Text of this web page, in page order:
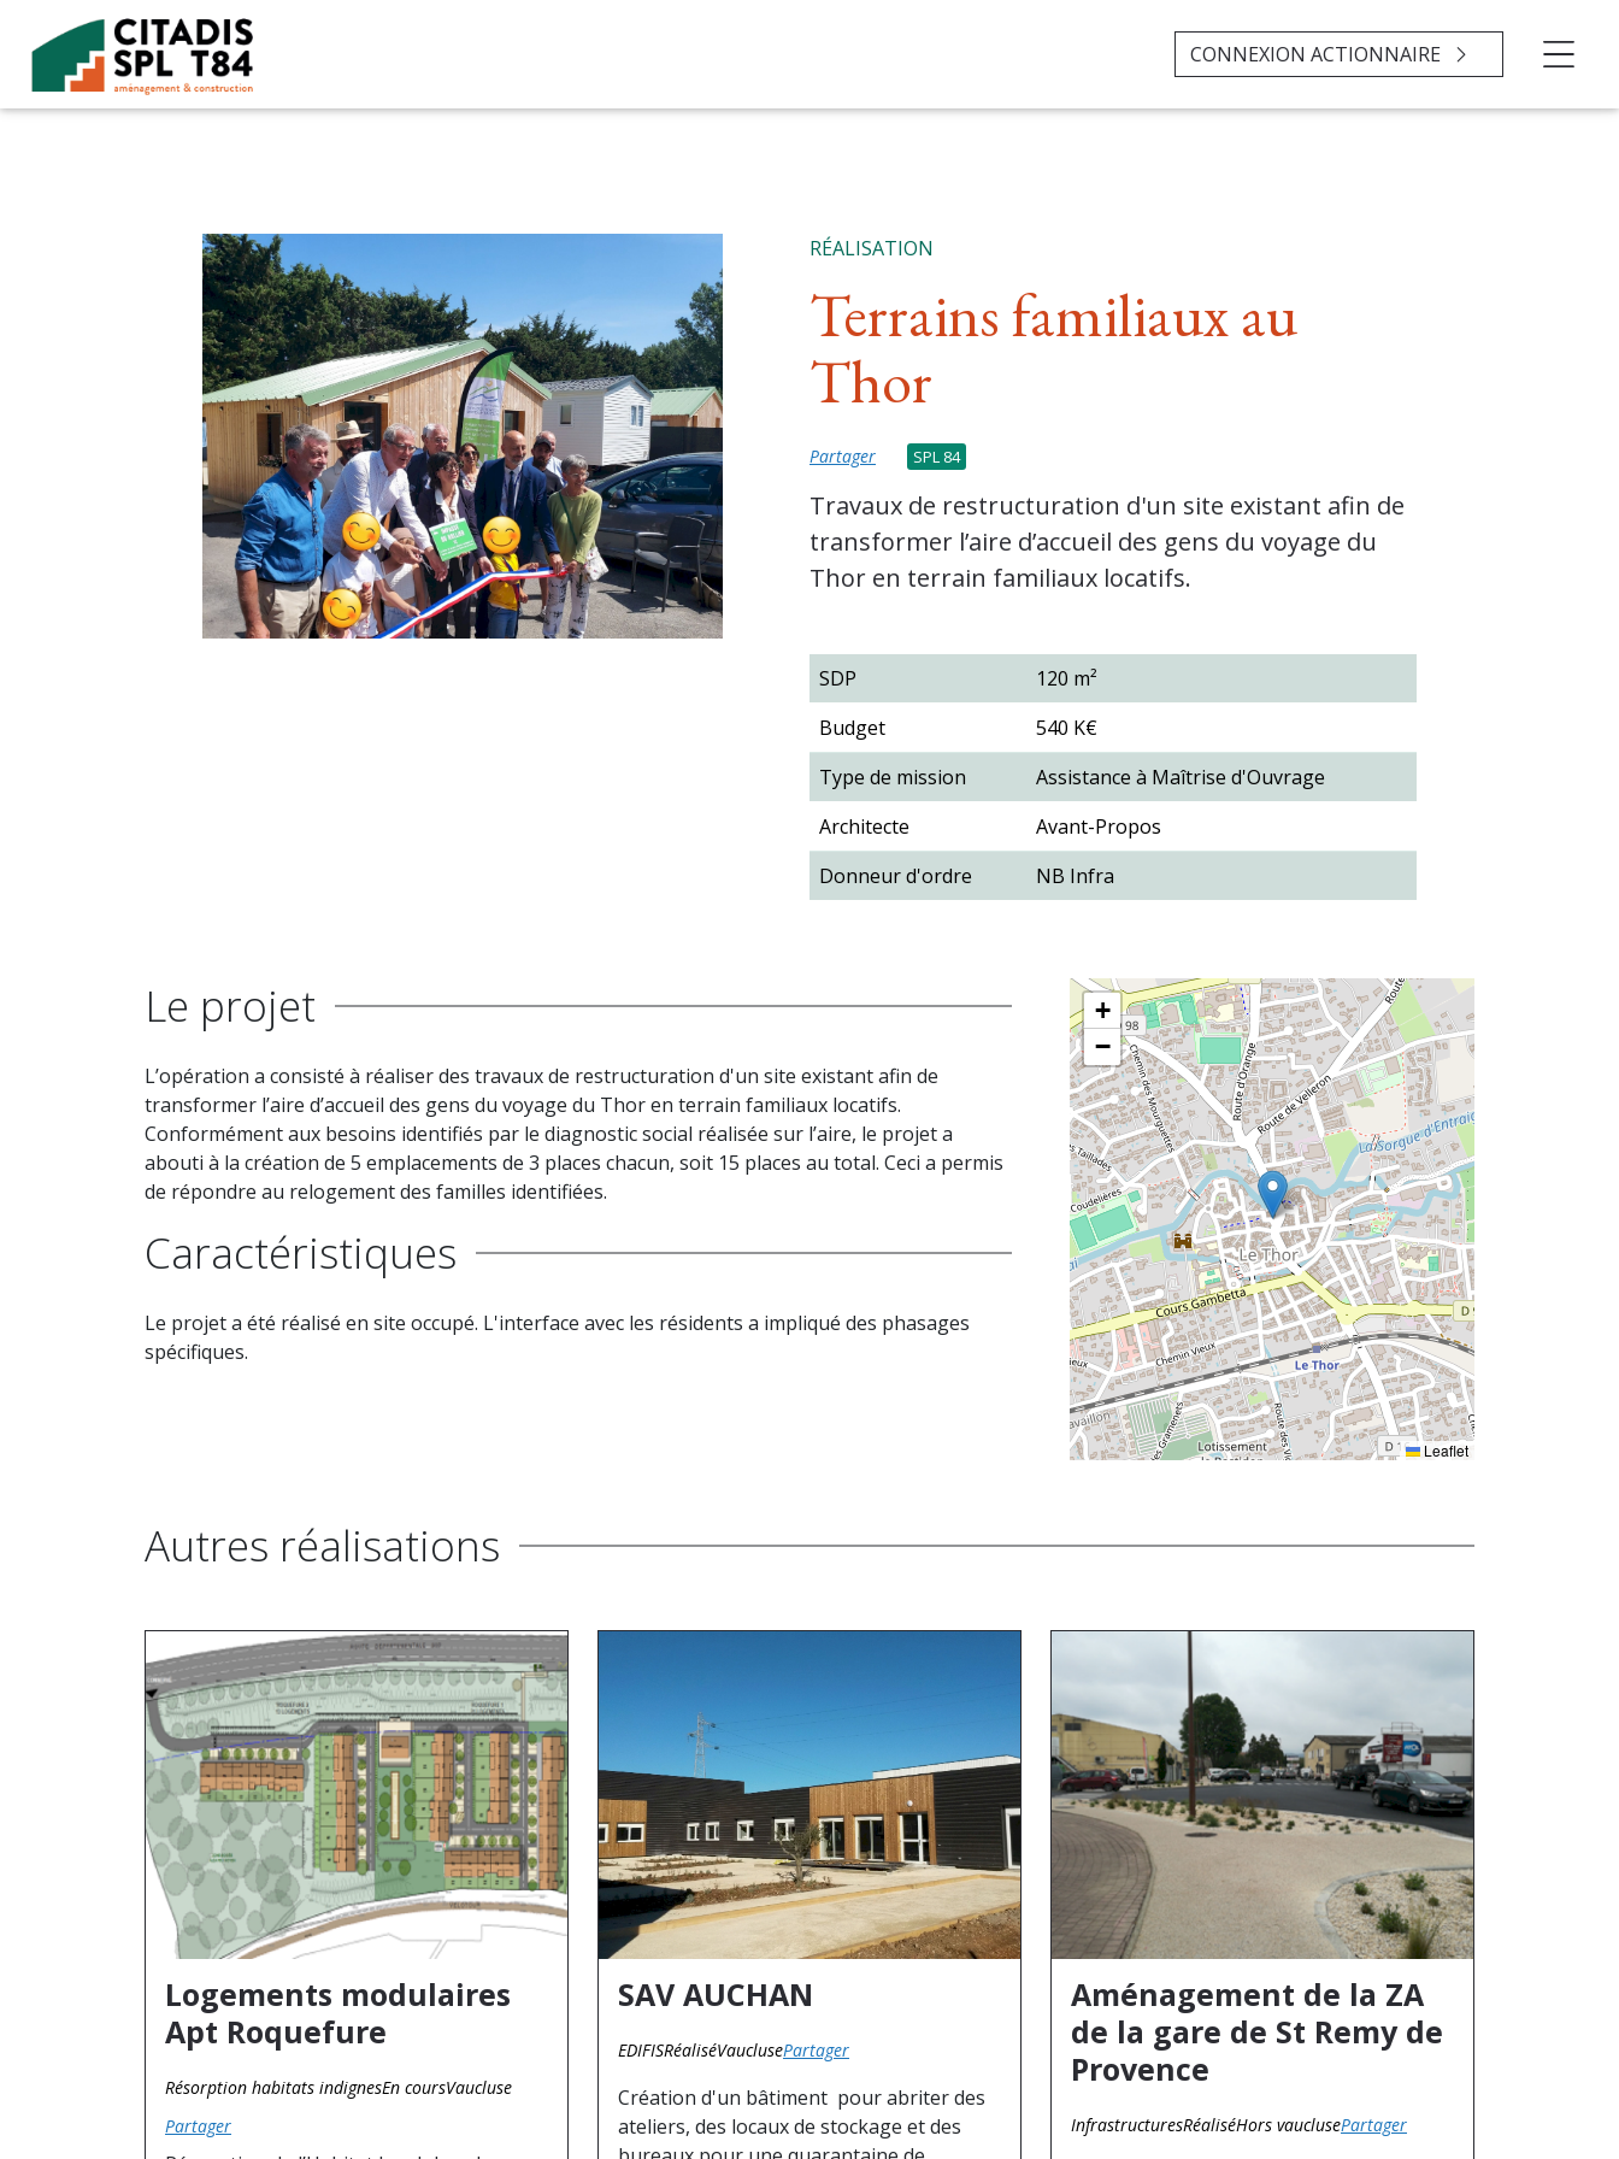
Accéder au contenu
CONNEXION ACTIONNAIRE
RÉALISATION
Terrains familiaux au
Thor
Partager SPL 84
Travaux de restructuration d'un site existant afin de
transformer l’aire d’accueil des gens du voyage du
Thor en terrain familiaux locatifs.
SDP
120 m²
Budget
540 K€
Type de mission
Assistance à Maîtrise d'Ouvrage
Architecte
Avant-Propos
Donneur d'ordre
NB Infra
Le projet
L’opération a consisté à réaliser des travaux de restructuration d'un site existant afin de
transformer l’aire d’accueil des gens du voyage du Thor en terrain familiaux locatifs.
Conformément aux besoins identifiés par le diagnostic social réalisée sur l’aire, le projet a
abouti à la création de 5 emplacements de 3 places chacun, soit 15 places au total. Ceci a permis
de répondre au relogement des familles identifiées.
Caractéristiques
Le projet a été réalisé en site occupé. L'interface avec les résidents a impliqué des phasages
spécifiques.
+
−
Leaflet
Autres réalisations
Logements modulaires
Apt Roquefure
Résorption habitats indignesEn coursVaucluse
Partager
SAV AUCHAN
EDIFISRéaliséVauclusePartager
Création d'un bâtiment pour abriter des
ateliers, des locaux de stockage et des
Aménagement de la ZA
de la gare de St Remy de
Provence
InfrastructuresRéaliséHors vauclusePartager